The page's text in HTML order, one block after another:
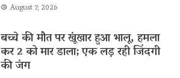
August 7, 2026
बच्चे की मौत पर खूंखार हुआ भालू, हमला
कर 2 को मार डाला; एक लड़ रही जिंदगी
की जंग